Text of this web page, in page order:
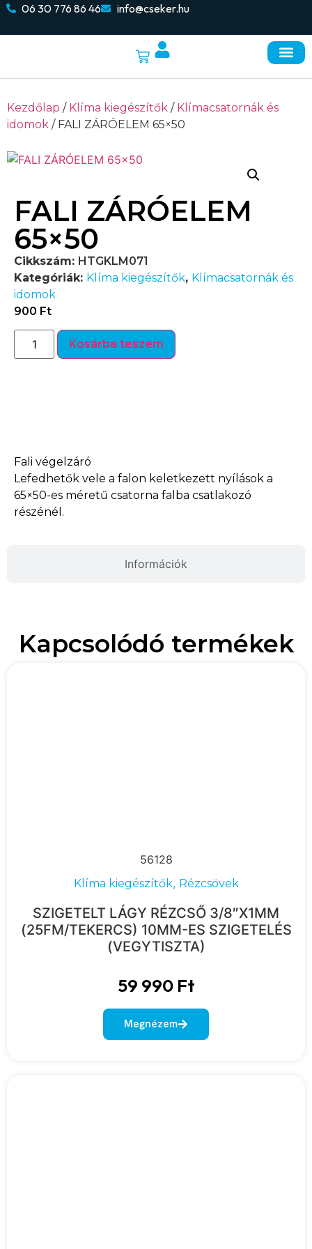
06 30 776 86 46 info@cseker.hu
Kezdőlap / Klíma kiegészítők / Klímacsatornák és
idomok / FALI ZÁRÓELEM 65×50
FALI ZÁRÓELEM
65×50
Cikkszám: HTGKLM071
Kategóriák: Klíma kiegészítők, Klímacsatornák és
idomok
900 Ft
Kosárba teszem
Információk
Fali végelzáró
Lefedhetők vele a falon keletkezett nyílások a
65×50-es méretű csatorna falba csatlakozó
részénél.
Kapcsolódó termékek
56128
Klíma kiegészítők, Rézcsövek
SZIGETELT LÁGY RÉZCSŐ 3/8″X1MM
(25FM/TEKERCS) 10MM-ES SZIGETELÉS
(VEGYTISZTA)
59 990 Ft
Megnézem